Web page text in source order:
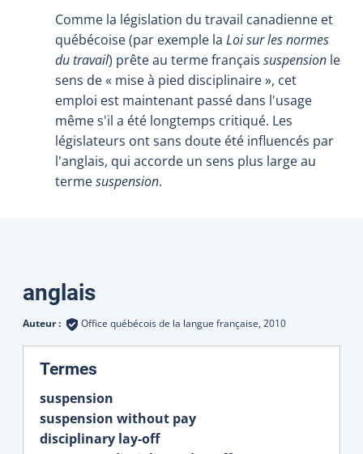
Comme la législation du travail canadienne et
québécoise (par exemple la Loi sur les normes
du travail) prête au terme français suspension le
sens de « mise à pied disciplinaire », cet
emploi est maintenant passé dans l'usage
même s'il a été longtemps critiqué. Les
législateurs ont sans doute été influencés par
l'anglais, qui accorde un sens plus large au
termesuspension.
Traductions
anglais
Auteur : Office québécois de la langue française, 2010
Termes
suspension
suspension without pay
disciplinary lay-off